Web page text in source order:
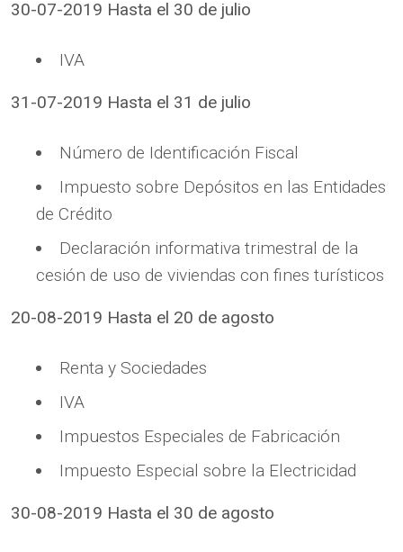
30-07-2019 Hasta el 30 de julio
IVA
31-07-2019 Hasta el 31 de julio
Número de Identificación Fiscal
Impuesto sobre Depósitos en las Entidades
de Crédito
Declaración informativa trimestral de la
cesión de uso de viviendas con fines turísticos
20-08-2019 Hasta el 20 de agosto
Renta y Sociedades
IVA
Impuestos Especiales de Fabricación
Impuesto Especial sobre la Electricidad
30-08-2019 Hasta el 30 de agosto